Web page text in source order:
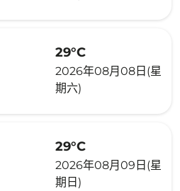
29°C
2026年08月08日(星
期六)
29°C
2026年08月09日(星
期日)